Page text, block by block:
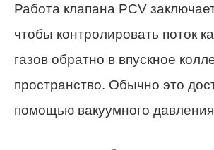
Работа клапана PCV
чтобы контролировать поток
газов обратно в впускное
пространство. Обычно это
помощью вакуумного давления